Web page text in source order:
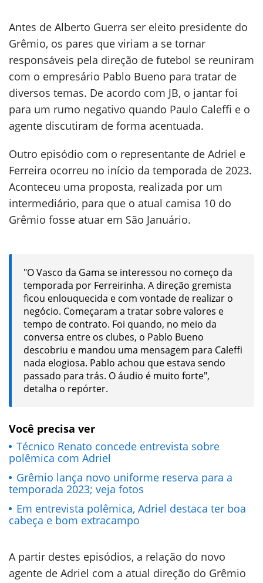
Antes de Alberto Guerra ser eleito presidente do
Grêmio, os pares que viriam a se tornar
responsáveis pela direção de futebol se reuniram
com o empresário Pablo Bueno para tratar de
diversos temas. De acordo com JB, o jantar foi
para um rumo negativo quando Paulo Caleffi e o
agente discutiram de forma acentuada.
Outro episódio com o representante de Adriel e
Ferreira ocorreu no início da temporada de 2023.
Aconteceu uma proposta, realizada por um
intermediário, para que o atual camisa 10 do
Grêmio fosse atuar em São Januário.
"O Vasco da Gama se interessou no começo da
temporada por Ferreirinha. A direção gremista
ficou enlouquecida e com vontade de realizar o
negócio. Começaram a tratar sobre valores e
tempo de contrato. Foi quando, no meio da
conversa entre os clubes, o Pablo Bueno
descobriu e mandou uma mensagem para Caleffi
nada elogiosa. Pablo achou que estava sendo
passado para trás. O áudio é muito forte",
detalha o repórter.
Você precisa ver
Técnico Renato concede entrevista sobre
polêmica com Adriel
Grêmio lança novo uniforme reserva para a
temporada 2023; veja fotos
Em entrevista polêmica, Adriel destaca ter boa
cabeça e bom extracampo
A partir destes episódios, a relação do novo
agente de Adriel com a atual direção do Grêmio